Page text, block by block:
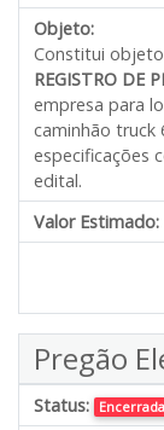
Objeto:
Constitui
REGISTRO DE
empresa para
caminhão truck
especificações
edital.
Valor Estimado:
Pregão
Status: Encerrada